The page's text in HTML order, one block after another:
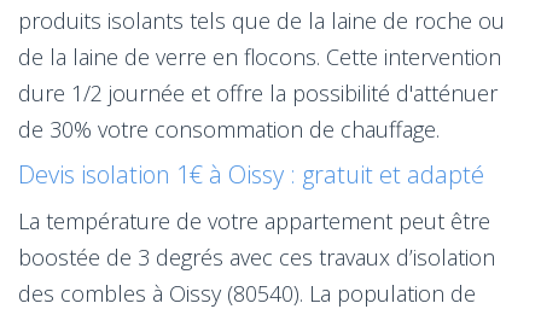
produits isolants tels que de la laine de roche ou
de la laine de verre en flocons. Cette intervention
dure 1/2 journée et offre la possibilité d'atténuer
de 30% votre consommation de chauffage.
Devis isolation 1€ à Oissy : gratuit et adapté
La température de votre appartement peut être
boostée de 3 degrés avec ces travaux d’isolation
des combles à Oissy (80540). La population de